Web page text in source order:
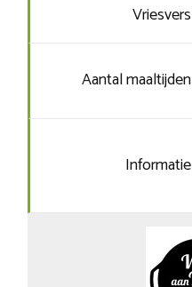
Vriesvers
Aantal maaltijden
Informatie